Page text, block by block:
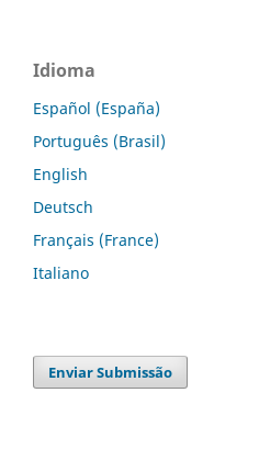
Idioma
Español (España)
Português (Brasil)
English
Deutsch
Français (France)
Italiano
Enviar Submissão